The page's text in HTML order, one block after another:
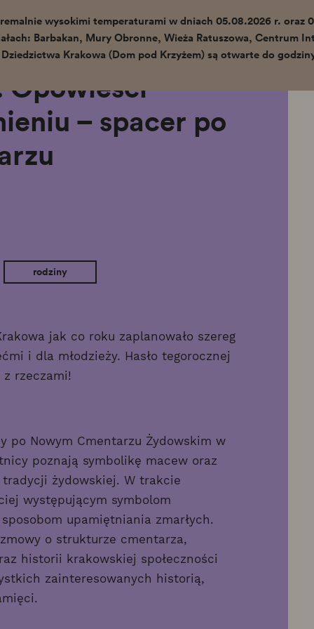
wysokimi temperaturami w dniach 05.08.2026 r. oraz
Barbakan, Mury Obronne, Wieża Ratuszowa, Centrum
Krakowa (Dom pod Krzyżem) są otwarte do
Lato w mieście: Opowieści zapisane w
kamieniu – spacer po Nowym Cmentarzu
Opowieści
– spacer po
rodziny
jak co roku zaplanowało szereg
i dla młodzieży. Hasło tegorocznej
rzeczami!
po Nowym Cmentarzu Żydowskim w
poznają symbolikę macew oraz
żydowskiej. W trakcie
występującym symbolom
upamiętniania zmarłych.
o strukturze cmentarza,
historii krakowskiej społeczności
zainteresowanych historią,